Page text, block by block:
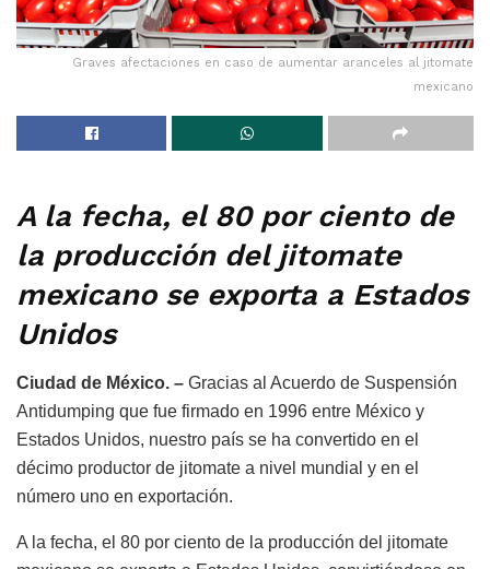
Graves afectaciones en caso de aumentar aranceles al jitomate
mexicano
A la fecha, el 80 por ciento de
la producción del jitomate
mexicano se exporta a Estados
Unidos
Ciudad de México. – Gracias al Acuerdo de Suspensión
Antidumping que fue firmado en 1996 entre México y
Estados Unidos, nuestro país se ha convertido en el
décimo productor de jitomate a nivel mundial y en el
número uno en exportación.
A la fecha, el 80 por ciento de la producción del jitomate